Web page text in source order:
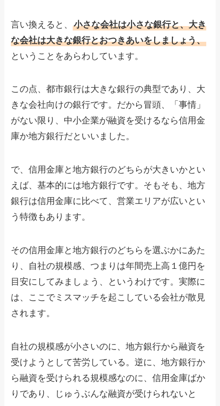
言い換えると、小さな会社は小さな銀行と、大き
な会社は大きな銀行とおつきあいをしましょう、
ということをあらわしています。
この点、都市銀行は大きな銀行の典型であり、大
きな会社向けの銀行です。だから冒頭、「事情」
がない限り、中小企業が融資を受けるなら信用金
庫か地方銀行だといいました。
で、信用金庫と地方銀行のどちらが大きいかとい
えば、基本的には地方銀行です。そもそも、地方
銀行は信用金庫に比べて、営業エリアが広いとい
う特徴もあります。
その信用金庫と地方銀行のどちらを選ぶかにあた
り、自社の規模感、つまりは年間売上高１億円を
目安にしてみましょう、というわけです。実際に
は、ここでミスマッチを起こしている会社が散見
されます。
自社の規模感が小さいのに、地方銀行から融資を
受けようとして苦労している。逆に、地方銀行か
ら融資を受けられる規模感なのに、信用金庫ばか
りであり、じゅうぶんな融資が受けられないと